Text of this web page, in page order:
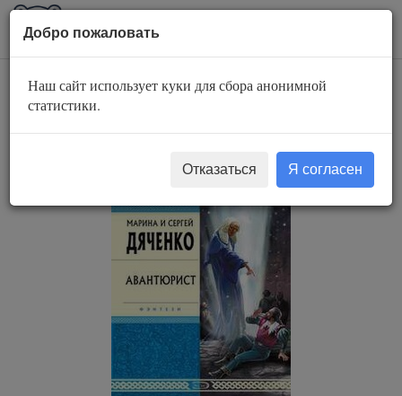
AuBook.org
Авантюрист
Добро пожаловать
Наш сайт использует куки для сбора анонимной
статистики.
Отказаться Я согласен